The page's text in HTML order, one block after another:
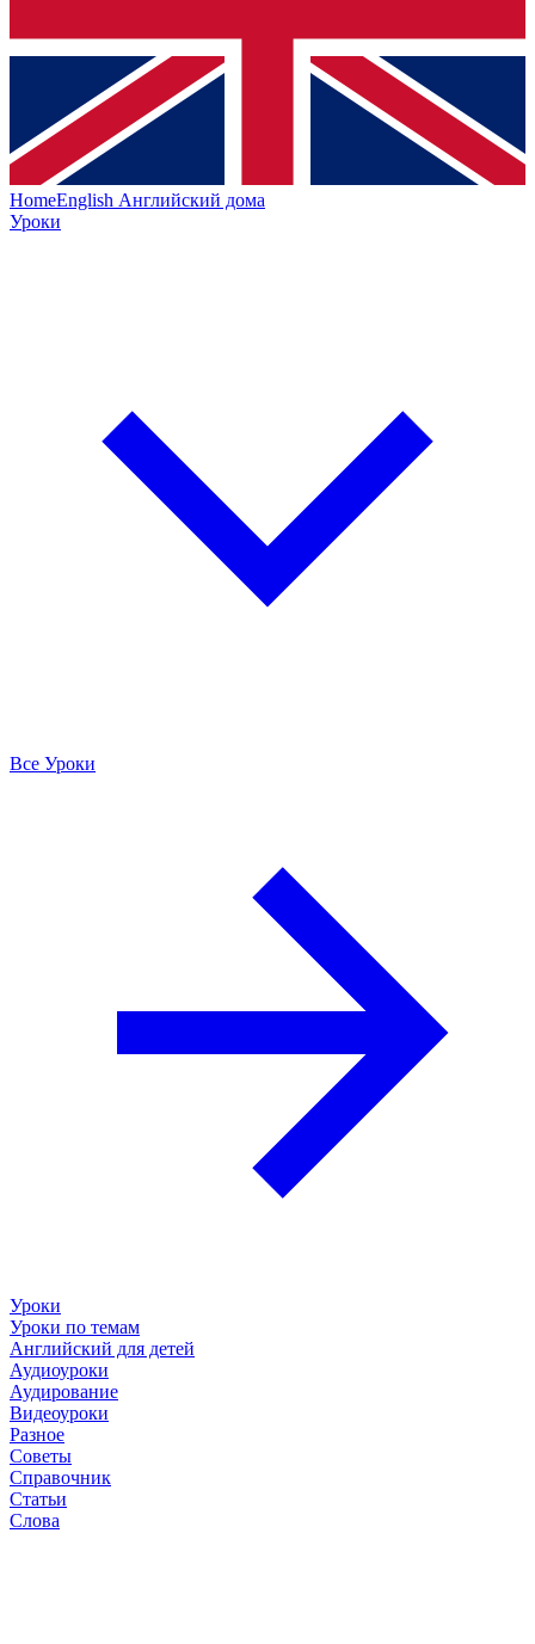
HomeEnglish Английский дома
Уроки
Все Уроки
Уроки
Уроки по темам
Английский для детей
Аудиоуроки
Аудирование
Видеоуроки
Разное
Советы
Справочник
Статьи
Слова